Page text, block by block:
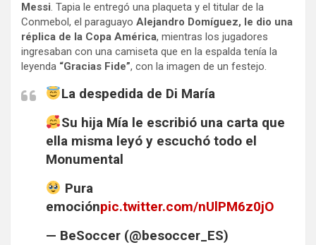
Messi. Tapia le entregó una plaqueta y el titular de la
Conmebol, el paraguayo Alejandro Domíguez, le dio una
réplica de la Copa América, mientras los jugadores
ingresaban con una camiseta que en la espalda tenía la
leyenda “Gracias Fide”, con la imagen de un festejo.
La despedida de Di María
Su hija Mía le escribió una carta que
ella misma leyó y escuchó todo el
Monumental
Pura
emociónpic.twitter.com/nUlPM6z0jO
— BeSoccer (@besoccer_ES)